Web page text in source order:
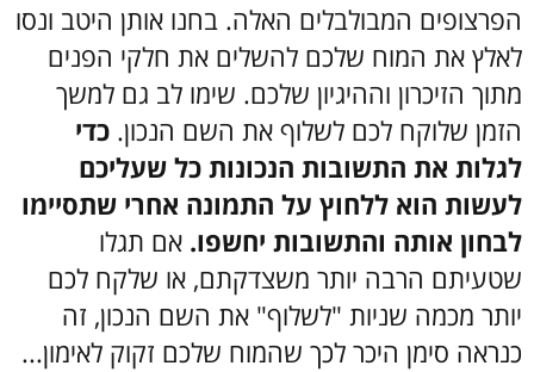
הפרצופים המבולבלים האלה. בחנו אותן היטב ונסו
לאלץ את המוח שלכם להשלים את חלקי הפנים
מתוך הזיכרון וההיגיון שלכם. שימו לב גם למשך
הזמן שלוקח לכם לשלוף את השם הנכון. כדי
לגלות את התשובות הנכונות כל שעליכם
לעשות הוא ללחוץ על התמונה אחרי שתסיימו
לבחון אותה והתשובות יחשפו. אם תגלו
שטעיתם הרבה יותר משצדקתם, או שלקח לכם
יותר מכמה שניות "לשלוף" את השם הנכון, זה
כנראה סימן היכר לכך שהמוח שלכם זקוק לאימון...